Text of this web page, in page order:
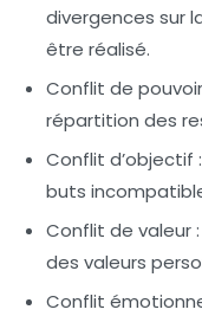
divergences sur
être réalisé.
Conflit de pouvoir
répartition des
Conflit d’objectif
buts
Conflit de valeur
des valeurs
Conflit